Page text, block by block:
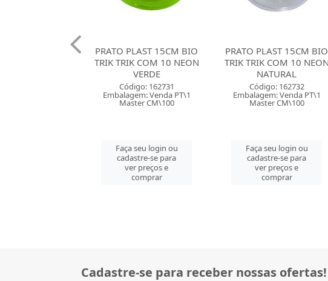
PRATO PLAST 15CM BIO
TRIK TRIK COM 10 NEON
NATURAL
Código: 162732
Embalagem: Venda PT\1
Master CM\100
Faça seu login ou
cadastre-se para
ver preços e
comprar
PRATO PLAST 26CM BIO
TRIK TRIK COM 10
BRANCO COM DIVISORIA
P...
Código: 162741
Embalagem: Venda PT\1
Faça seu login ou
cadastre-se para
ver preços e
Cadastre-se para receber nossas ofertas!